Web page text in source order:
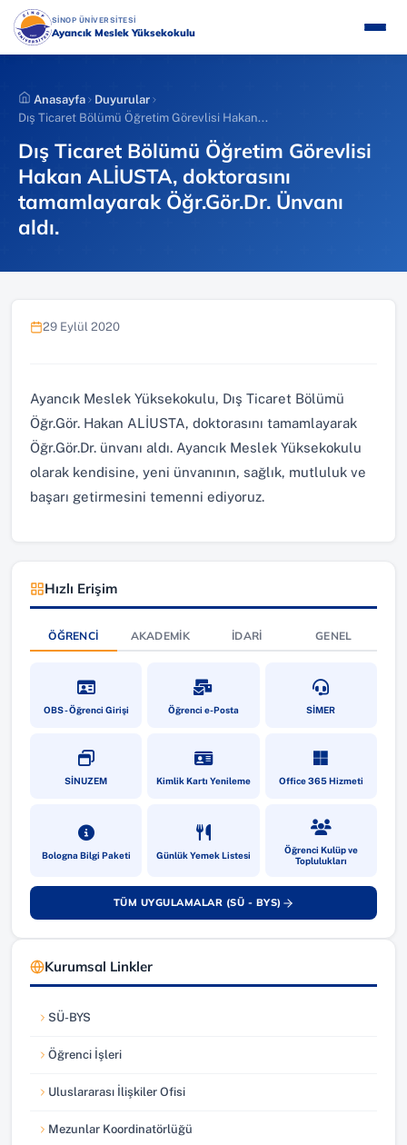
İçeriğe
atla
SİNOP ÜNİVERSİTESİ(YENI SEKMEDE AÇILIR)
Ayancık Meslek Yüksekokulu
Anasayfa
Duyurular
Dış Ticaret Bölümü Öğretim Görevlisi Hakan...
Dış Ticaret Bölümü Öğretim Görevlisi
Hakan ALİUSTA, doktorasını
tamamlayarak Öğr.Gör.Dr. Ünvanı
aldı.
29 Eylül 2020
Ayancık Meslek Yüksekokulu, Dış Ticaret Bölümü
Öğr.Gör. Hakan ALİUSTA, doktorasını tamamlayarak
Öğr.Gör.Dr. ünvanı aldı. Ayancık Meslek Yüksekokulu
olarak kendisine, yeni ünvanının, sağlık, mutluluk ve
başarı getirmesini temenni ediyoruz.
Hızlı Erişim
ÖĞRENCI AKADEMIK İDARI GENEL
OBS - Öğrenci Girişi(yeni sekmede açılır)Öğrenci e-Posta(yeni sekmede açılır)SİMER(yeni sekmede
SİNUZEM(yeni sekmede açılır)Kimlik Kartı Yenileme(yeni sekmede açılır)Office 365 Hizmeti
(yeni sekmede
Bologna Bilgi Paketi(yeni sekmede açılır)Günlük Yemek Listesi(yeni sekmede açılır)Öğrenci Kulüp ve
Toplulukları
(yeni sekmede
TÜM UYGULAMALAR (SÜ - BYS)
(yeni sekmede açılır)
Kurumsal Linkler
SÜ-BYS
(yeni sekmede açılır)
Öğrenci İşleri
(yeni sekmede açılır)
Uluslararası İlişkiler Ofisi
(yeni sekmede açılır)
Mezunlar Koordinatörlüğü
(yeni sekmede açılır)